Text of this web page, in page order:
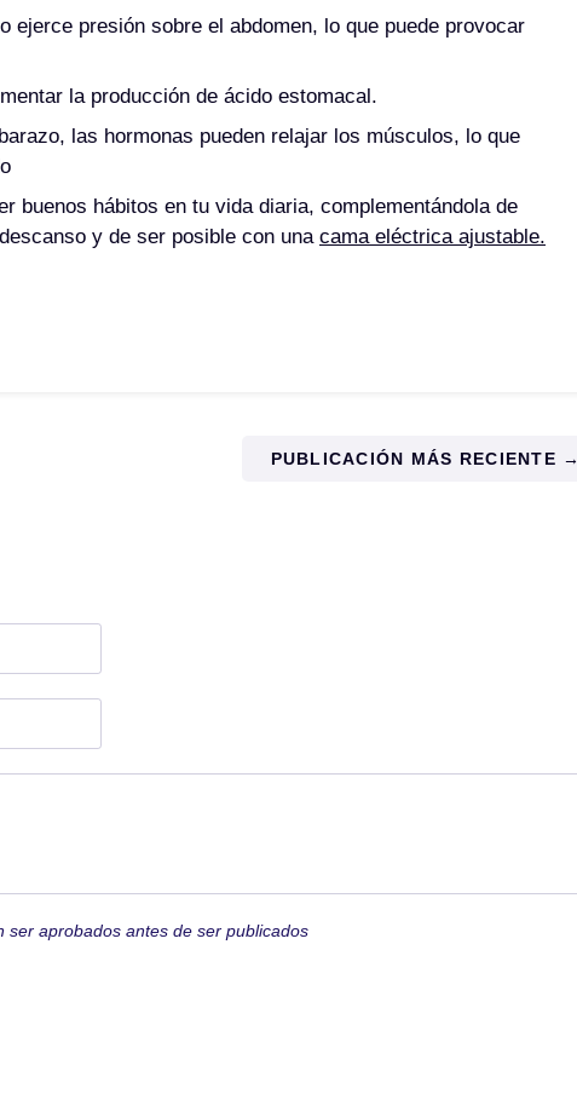
ejerce presión sobre el abdomen, lo que puede provocar
la producción de ácido estomacal.
las hormonas pueden relajar los músculos, lo que
buenos hábitos en tu vida diaria, complementándola de
y de ser posible con una cama eléctrica ajustable.
PUBLICACIÓN MÁS RECIENTE →
aprobados antes de ser publicados